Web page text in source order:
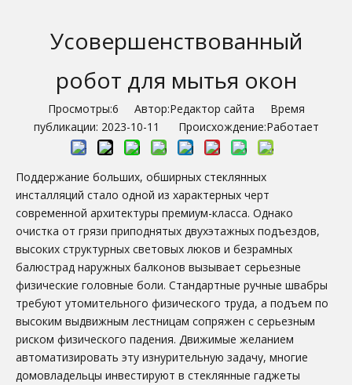
Усовершенствованный
робот для мытья окон
Просмотры:6 Автор:Pедактор сайта Время
публикации: 2023-10-11 Происхождение:Работает
Поддержание больших, обширных стеклянных
инсталляций стало одной из характерных черт
современной архитектуры премиум-класса. Однако
очистка от грязи приподнятых двухэтажных подъездов,
высоких структурных световых люков и безрамных
балюстрад наружных балконов вызывает серьезные
физические головные боли. Стандартные ручные швабры
требуют утомительного физического труда, а подъем по
высоким выдвижным лестницам сопряжен с серьезным
риском физического падения. Движимые желанием
автоматизировать эту изнурительную задачу, многие
домовладельцы инвестируют в стеклянные гаджеты